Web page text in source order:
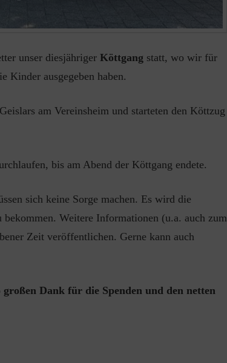
unser diesjähriger Köttgang statt, wo wir für
Kinder ausgegeben haben.
am Vereinsheim und starteten den Köttzug
bis am Abend der Köttgang endete.
sich keine Sorge machen. Es wird die
Weitere Informationen (u.a. auch zum
Zeit veröffentlichen. Gerne kann auch
Dank für die Spenden und den netten